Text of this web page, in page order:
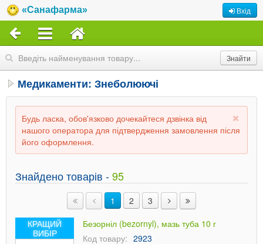
«Санафарма» Вхід
Медикаменти: Знеболюючі
Будь ласка, обов'язково дочекайтеся дзвінка від
нашого оператора для підтвердження замовлення після
його оформлення.
Знайдено товарів -95
1 2
3
КРАЩИЙ
ВИБІР
Безорніл (bezornyl), мазь туба 10 г
Код товару: 2923